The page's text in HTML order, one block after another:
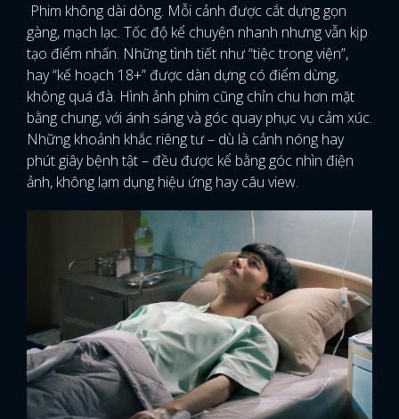
Phim không dài dòng. Mỗi cảnh được cắt dựng gọn
gàng, mạch lạc. Tốc độ kể chuyện nhanh nhưng vẫn kịp
tạo điểm nhấn. Những tình tiết như “tiệc trong viện”,
hay “kế hoạch 18+” được dàn dựng có điểm dừng,
không quá đà. Hình ảnh phim cũng chỉn chu hơn mặt
bằng chung, với ánh sáng và góc quay phục vụ cảm xúc.
Những khoảnh khắc riêng tư – dù là cảnh nóng hay
phút giây bệnh tật – đều được kể bằng góc nhìn điện
ảnh, không lạm dụng hiệu ứng hay câu view.